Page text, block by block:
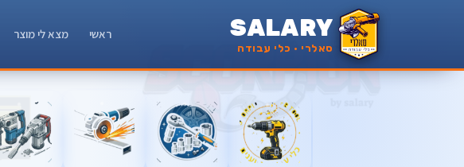
SALARY
סאלרי · כלי עבודה
ראשי מצא לי מוצר